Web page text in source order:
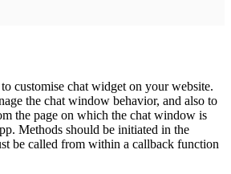
customise chat widget on your website.
the chat window behavior, and also to
the page on which the chat window is
Methods should be initiated in the
be called from within a callback function